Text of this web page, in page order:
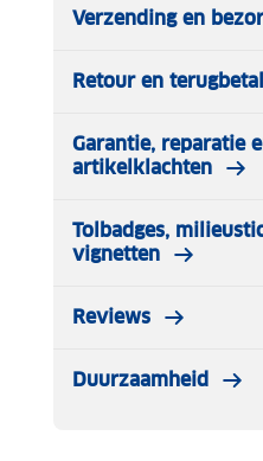
Verzending en
Retour en
Garantie, reparatie
artikelklachten
Tolbadges,
vignetten
Reviews
Duurzaamheid